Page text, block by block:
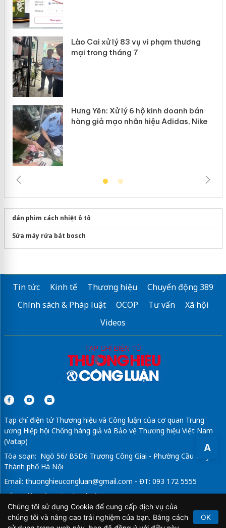
A
Lào Cai xử lý 83 vụ vi phạm thương
mại trong tháng 7
Hưng Yên: Xử lý 6 hộ kinh doanh bán
hàng giả mạo nhãn hiệu Adidas, Nike
dán phim cách nhiệt ô tô
Sửa máy rửa bát bosch
Tin tức Kinh tế Thương hiệu
Chuyển động 389
Chính sách & Pháp luật
OCOP Tư vấn
Xã hội
Videos
Tạp chí điện tử Thương hiệu và Công luận của cơ quan Trung
ương Hiệp hội Chống hàng giả và Bảo vệ Thương hiệu Việt Nam
(Vatap)
Tòa soạn: Ngõ 56/ B5D6 Trương Công Giai - Phường Cầu Giấy -
Thành phố Hà Nội
Email: thuonghieucongluan@gmail.com - ĐT: 093 172 5555
Tổng Biên Tập: Vũ Đức Thuận
Giấy phép hoạt động báo chí điện tử số 64/GP-BTTTT do Bộ
Thông tin và Truyền thông cấp ngày 21/2/2020.
Chúng tôi sử dụng Cookie để cung cấp dịch vụ của
chúng tôi và nâng cao trải nghiệm của bạn. Bằng cách
OK